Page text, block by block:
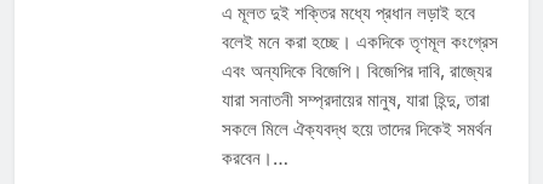
এ মূলত দুই শক্তির মধ্যে প্রধান লড়াই হবে
বলেই মনে করা হচ্ছে। একদিকে তৃণমূল কংগ্রেস
এবং অন্যদিকে বিজেপি। বিজেপির দাবি, রাজ্যের
যারা সনাতনী সম্প্রদায়ের মানুষ, যারা হিন্দু, তারা
সকলে মিলে ঐক্যবদ্ধ হয়ে তাদের দিকেই সমর্থন
করবেন।…